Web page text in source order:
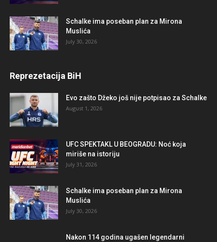
Schalke ima poseban plan za Mirona
Muslića
July 30, 2026
Reprezetacija BiH
Evo zašto Džeko još nije potpisao za Schalke
August 1, 2026
UFC SPEKTAKL U BEOGRADU: Noć koja
miriše na istoriju
July 31, 2026
Schalke ima poseban plan za Mirona
Muslića
July 30, 2026
Nakon 114 godina ugašen legendarni